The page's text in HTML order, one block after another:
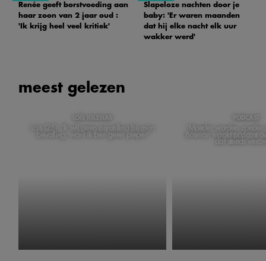
Renée geeft borstvoeding aan
haar zoon van 2 jaar oud :
'Ik krijg heel veel kritiek'
Slapeloze nachten door je
baby: 'Er waren maanden
dat hij elke nacht elk uur
wakker werd'
meest gelezen
LOÏS IGLESIAS
Loïs (25): 'Ik wil geen pijnstilling bij mijn
bevalling, want ik ben geen pieper'
PODCAST
'Moeder worden zonder
Bosman maakt podcast
dat steeds